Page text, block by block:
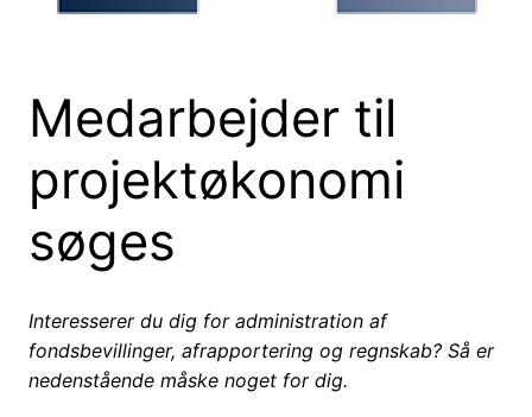
Medarbejder til
projektøkonomi
søges
Interesserer du dig for administration af
fondsbevillinger, afrapportering og regnskab? Så er
nedenstående måske noget for dig.